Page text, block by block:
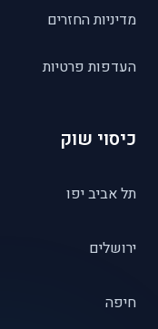
מדיניות החזרים
העדפות פרטיות
כיסוי שוק
תל אביב יפו
ירושלים
חיפה